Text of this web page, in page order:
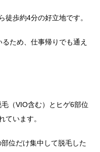
徒歩約4分の好立地です。
ため、仕事帰りでも通え
（VIO含む）とヒゲ6部位
ています。
位だけ集中して脱毛した